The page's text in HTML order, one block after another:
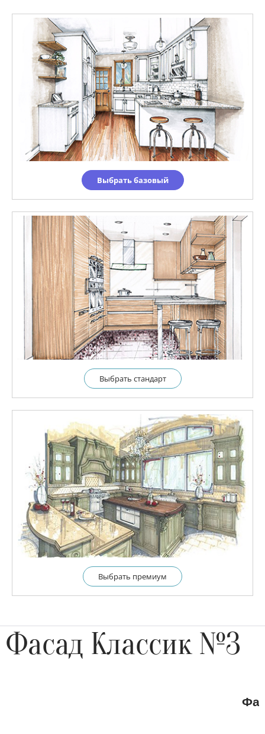
Выбрать базовый
Выбрать cтандарт
Выбрать премиум
Фасад Классик №3